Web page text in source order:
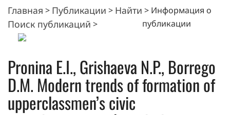
Главная > Публикации > Найти >
Поиск публикаций >
Информация о
публикации
Pronina E.I., Grishaeva N.P., Borrego
D.M. Modern trends of formation of
upperclassmen’s civic